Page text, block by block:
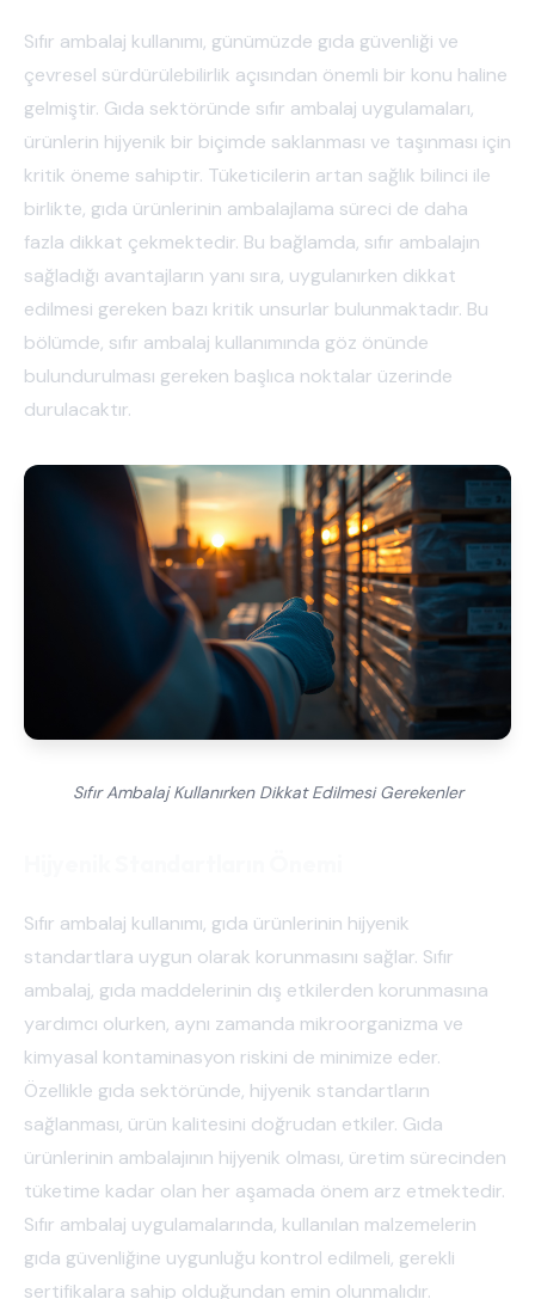
Sıfır ambalaj kullanımı, günümüzde gıda güvenliği ve
çevresel sürdürülebilirlik açısından önemli bir konu haline
gelmiştir. Gıda sektöründe sıfır ambalaj uygulamaları,
ürünlerin hijyenik bir biçimde saklanması ve taşınması için
kritik öneme sahiptir. Tüketicilerin artan sağlık bilinci ile
birlikte, gıda ürünlerinin ambalajlama süreci de daha
fazla dikkat çekmektedir. Bu bağlamda, sıfır ambalajın
sağladığı avantajların yanı sıra, uygulanırken dikkat
edilmesi gereken bazı kritik unsurlar bulunmaktadır. Bu
bölümde, sıfır ambalaj kullanımında göz önünde
bulundurulması gereken başlıca noktalar üzerinde
durulacaktır.
Sıfır Ambalaj Kullanırken Dikkat Edilmesi Gerekenler
Sıfır ambalaj kullanımı, gıda ürünlerinin hijyenik
standartlara uygun olarak korunmasını sağlar. Sıfır
ambalaj, gıda maddelerinin dış etkilerden korunmasına
yardımcı olurken, aynı zamanda mikroorganizma ve
kimyasal kontaminasyon riskini de minimize eder.
Özellikle gıda sektöründe, hijyenik standartların
sağlanması, ürün kalitesini doğrudan etkiler. Gıda
ürünlerinin ambalajının hijyenik olması, üretim sürecinden
tüketime kadar olan her aşamada önem arz etmektedir.
Sıfır ambalaj uygulamalarında, kullanılan malzemelerin
gıda güvenliğine uygunluğu kontrol edilmeli, gerekli
sertifikalara sahip olduğundan emin olunmalıdır.